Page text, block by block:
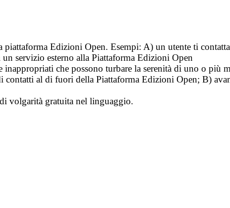
Edizioni Open. Esempi: A) un utente ti
servizio esterno alla Piattaforma Edizioni Open
inappropriati che possono turbare la serenità di uno o più
al di fuori della Piattaforma Edizioni Open; B)
di volgarità gratuita nel linguaggio.